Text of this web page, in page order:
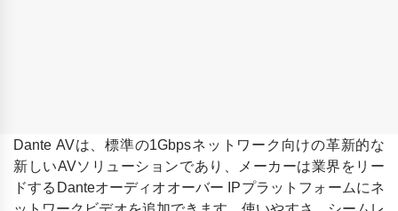
Dante AVは、標準の1Gbpsネットワーク向けの革新的な
新しいAVソリューションであり、メーカーは業界をリー
ドするDanteオーディオオーバー IPプラットフォームにネ
ットワークビデオを追加できます。使いやすさ、シームレ